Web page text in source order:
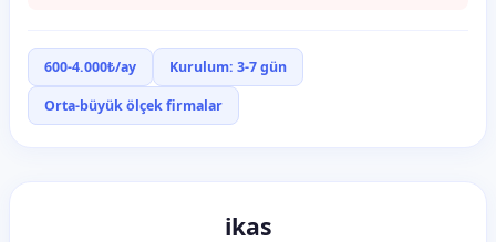
600-4.000₺/ay Kurulum: 3-7 gün
Orta-büyük ölçek firmalar
ikas